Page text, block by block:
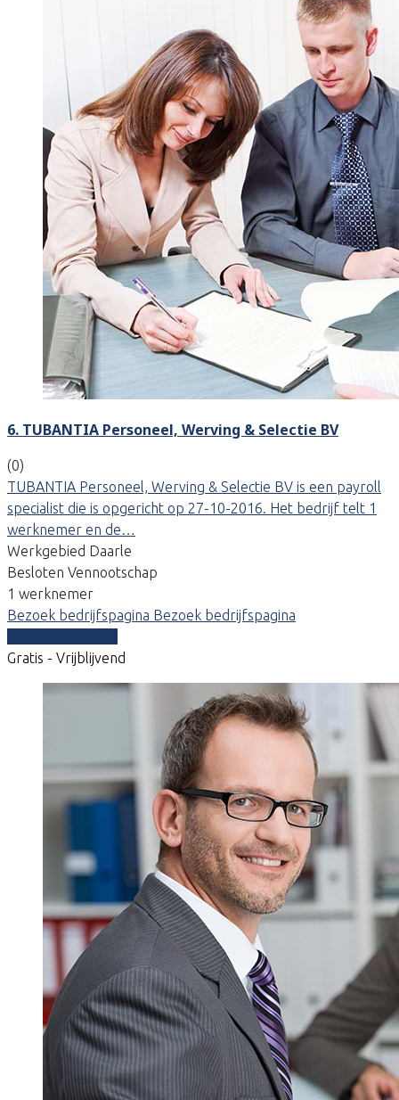
6. TUBANTIA Personeel, Werving & Selectie BV
(0)
TUBANTIA Personeel, Werving & Selectie BV is een payroll
specialist die is opgericht op 27-10-2016. Het bedrijf telt 1
werknemer en de…
Werkgebied Daarle
Besloten Vennootschap
1 werknemer
Bezoek bedrijfspagina Bezoek bedrijfspagina
Gratis - Vrijblijvend